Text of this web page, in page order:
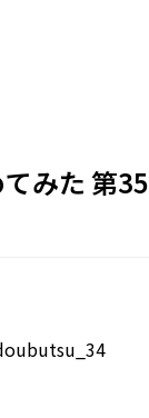
みた 第